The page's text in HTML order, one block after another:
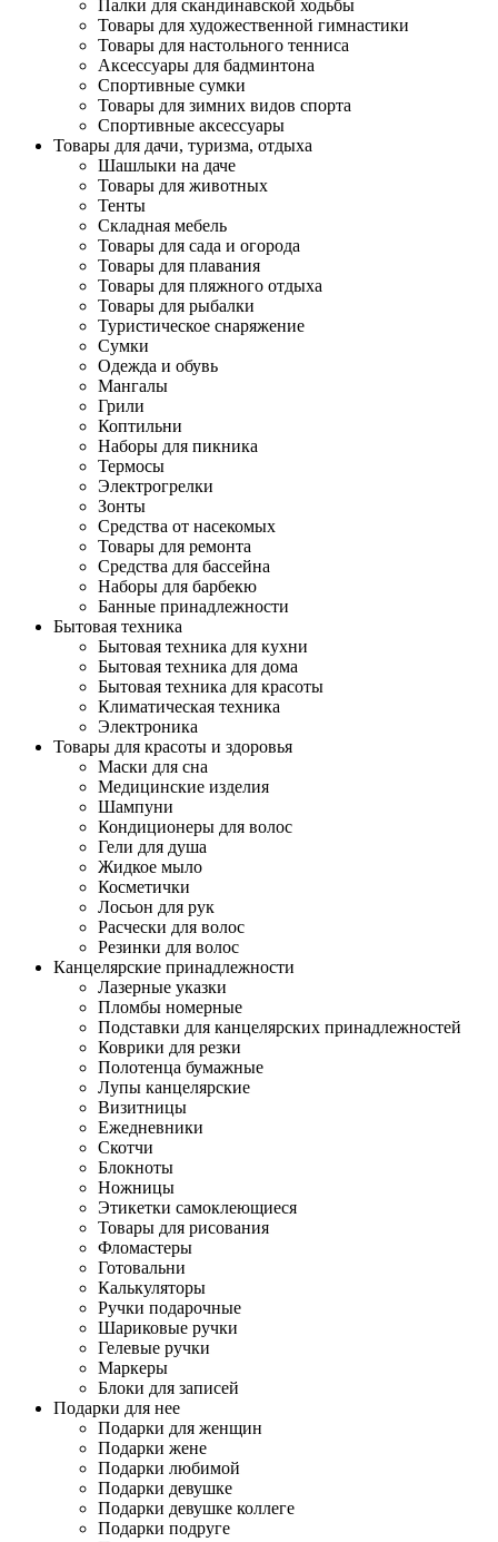
Палки для скандинавской ходьбы
Товары для художественной гимнастики
Товары для настольного тенниса
Аксессуары для бадминтона
Спортивные сумки
Товары для зимних видов спорта
Спортивные аксессуары
Товары для дачи, туризма, отдыха
Шашлыки на даче
Товары для животных
Тенты
Складная мебель
Товары для сада и огорода
Товары для плавания
Товары для пляжного отдыха
Товары для рыбалки
Туристическое снаряжение
Сумки
Одежда и обувь
Мангалы
Грили
Коптильни
Наборы для пикника
Термосы
Электрогрелки
Зонты
Средства от насекомых
Товары для ремонта
Средства для бассейна
Наборы для барбекю
Банные принадлежности
Бытовая техника
Бытовая техника для кухни
Бытовая техника для дома
Бытовая техника для красоты
Климатическая техника
Электроника
Товары для красоты и здоровья
Маски для сна
Медицинские изделия
Шампуни
Кондиционеры для волос
Гели для душа
Жидкое мыло
Косметички
Лосьон для рук
Расчески для волос
Резинки для волос
Канцелярские принадлежности
Лазерные указки
Пломбы номерные
Подставки для канцелярских принадлежностей
Коврики для резки
Полотенца бумажные
Лупы канцелярские
Визитницы
Ежедневники
Скотчи
Блокноты
Ножницы
Этикетки самоклеющиеся
Товары для рисования
Фломастеры
Готовальни
Калькуляторы
Ручки подарочные
Шариковые ручки
Гелевые ручки
Маркеры
Блоки для записей
Подарки для нее
Подарки для женщин
Подарки жене
Подарки любимой
Подарки девушке
Подарки девушке коллеге
Подарки подруге